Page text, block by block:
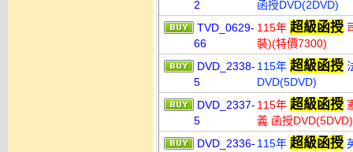
2
函授DVD(2DVD)
TVD_0629-
66
115年 超級函授
裝)(特價7300)
DVD_2338-
5
115年 超級函授
DVD(5DVD)
DVD_2337-
5
115年 超級函授
義 函授DVD(5DVD)
DVD_2336- 115年 超級函授